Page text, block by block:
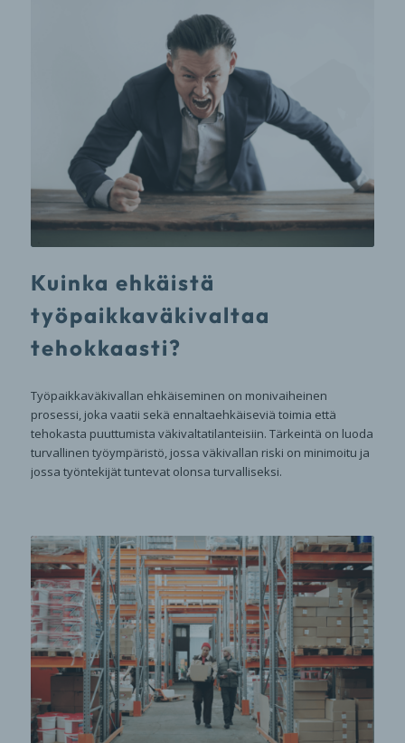
Kuinka ehkäistä
työpaikkaväkivaltaa
tehokkaasti?
Työpaikkaväkivallan ehkäiseminen on monivaiheinen
prosessi, joka vaatii sekä ennaltaehkäiseviä toimia että
tehokasta puuttumista väkivaltatilanteisiin. Tärkeintä on luoda
turvallinen työympäristö, jossa väkivallan riski on minimoitu ja
jossa työntekijät tuntevat olonsa turvalliseksi.